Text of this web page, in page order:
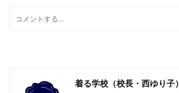
着る学校（校長・西ゆり子）